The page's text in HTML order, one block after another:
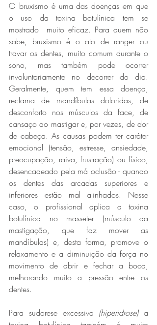
O bruxismo é uma das doenças em que
o uso da toxina botulínica tem se
mostrado  muito eficaz. Para quem não
sabe, bruxismo é o ato de ranger ou
travar os dentes, muito comum durante o
sono, mas também pode ocorrer
involuntariamente no decorrer do dia.
Geralmente, quem tem essa doença,
reclama de mandíbulas doloridas, de
desconforto nos músculos da face, de
cansaço ao mastigar e, por vezes, de dor
de cabeça. As causas podem ter caráter
emocional (tensão, estresse, ansiedade,
preocupação, raiva, frustração) ou físico,
desencadeado pela má oclusão - quando
os dentes das arcadas superiores e
inferiores estão mal alinhados. Nesse
caso, o profissional aplica a toxina
botulínica no masseter (músculo da
mastigação, que faz mover as
mandíbulas) e, desta forma, promove o
relaxamento e a diminuição da força no
movimento de abrir e fechar a boca,
melhorando muito a pressão entre os
dentes.
Para sudorese excessiva (hiperidrose) a